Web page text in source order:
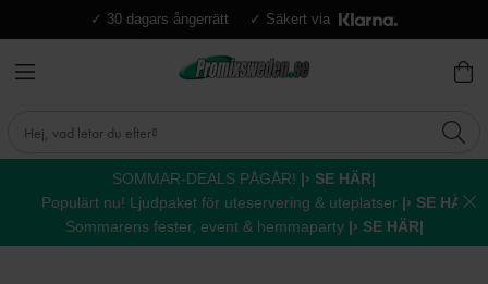
✓ 30 dagars ångerrätt ✓ Säkert via
SOMMAR-DEALS PÅGÅR! |› SE HÄR|
Populärt nu! Ljudpaket för uteservering & uteplatser |› SE HÄR|
Sommarens fester, event & hemmaparty |› SE HÄR|